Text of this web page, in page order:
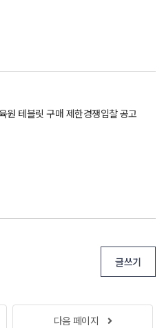
원 테블릿 구매 제한경쟁입찰 공고
글쓰기
다음 페이지